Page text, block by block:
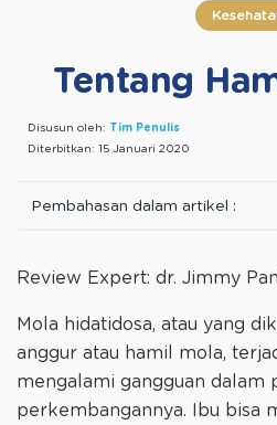
Tentang
Disusun oleh: Tim Penulis
Diterbitkan: 15 Januari 2020
Pembahasan dalam artikel :
Review Expert: dr. Jimmy
Mola hidatidosa, atau yang
anggur atau hamil mola,
mengalami gangguan dalam
perkembangannya. Ibu bisa